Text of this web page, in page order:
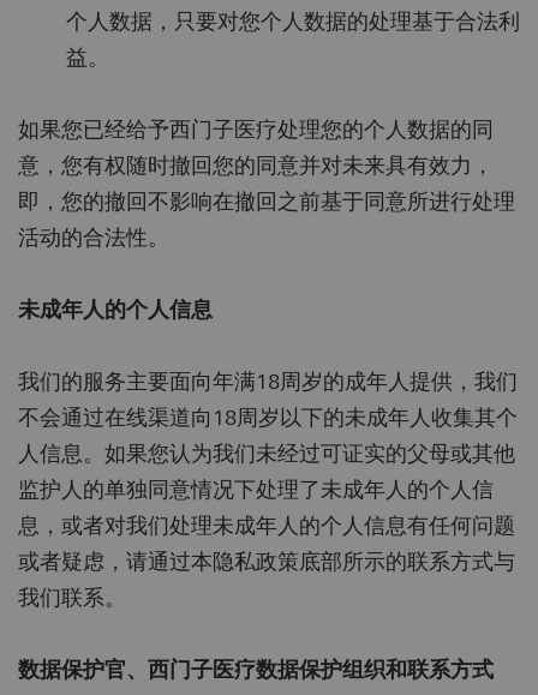
个人数据，只要对您个人数据的处理基于合法利
益。
如果您已经给予西门子医疗处理您的个人数据的同
意，您有权随时撤回您的同意并对未来具有效力，
即，您的撤回不影响在撤回之前基于同意所进行处理
活动的合法性。
未成年人的个人信息
我们的服务主要面向年满18周岁的成年人提供，我们
不会通过在线渠道向18周岁以下的未成年人收集其个
人信息。如果您认为我们未经过可证实的父母或其他
监护人的单独同意情况下处理了未成年人的个人信
息，或者对我们处理未成年人的个人信息有任何问题
或者疑虑，请通过本隐私政策底部所示的联系方式与
我们联系。
数据保护官、西门子医疗数据保护组织和联系方式